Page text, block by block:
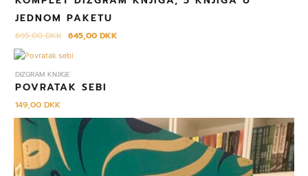
JEDNOM PAKETU
695,00DKK 645,00DKK
DIZGRAM KNJIGE
POVRATAK SEBI
149,00DKK